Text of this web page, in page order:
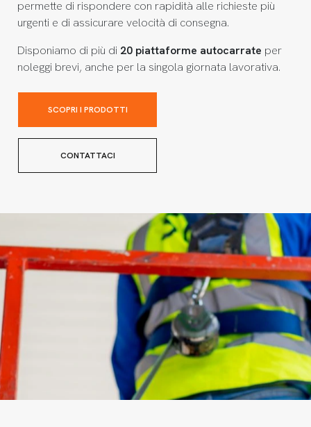
permette di rispondere con rapidità alle richieste più
urgenti e di assicurare velocità di consegna.
Disponiamo di più di 20 piattaforme autocarrate per
noleggi brevi, anche per la singola giornata lavorativa.
SCOPRI I PRODOTTI
CONTATTACI